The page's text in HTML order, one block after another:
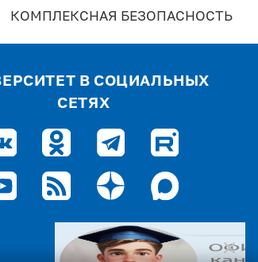
КОМПЛЕКСНАЯ БЕЗОПАСНОСТЬ
В СОЦИАЛЬНЫХ
СЕТЯХ